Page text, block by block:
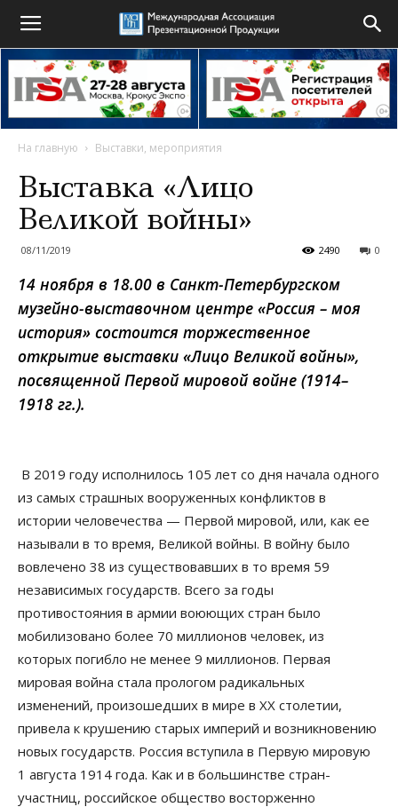
На главную Выставки, мероприятия
Выставка «Лицо
Великой войны»
08/11/2019 0
2490
14 ноября в 18.00 в Санкт-Петербургском
музейно-выставочном центре «Россия – моя
история» состоится торжественное
открытие выставки «Лицо Великой войны»,
посвященной Первой мировой войне (1914–
1918 гг.).
В 2019 году исполнилось 105 лет со дня начала одного
из самых страшных вооруженных конфликтов в
истории человечества — Первой мировой, или, как ее
называли в то время, Великой войны. В войну было
вовлечено 38 из существовавших в то время 59
независимых государств. Всего за годы
противостояния в армии воюющих стран было
мобилизовано более 70 миллионов человек, из
которых погибло не менее 9 миллионов. Первая
мировая война стала прологом радикальных
изменений, произошедших в мире в ХХ столетии,
привела к крушению старых империй и возникновению
новых государств. Россия вступила в Первую мировую
1 августа 1914 года. Как и в большинстве стран-
участниц, российское общество восторженно